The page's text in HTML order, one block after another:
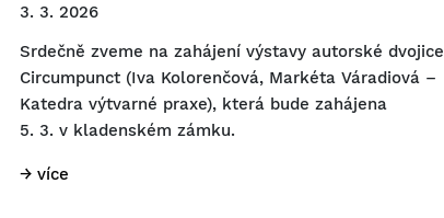
3. 3. 2026
Srdečně zveme na zahájení výstavy autorské dvojice
Circumpunct (Iva Kolorenčová, Markéta Váradiová –
Katedra výtvarné praxe), která bude zahájena
5. 3. v kladenském zámku.
→ více